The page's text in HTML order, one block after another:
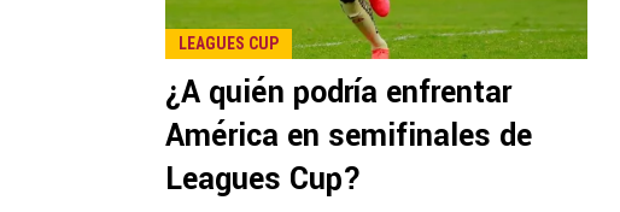
LEAGUES CUP
¿A quién podría enfrentar
América en semifinales de
Leagues Cup?